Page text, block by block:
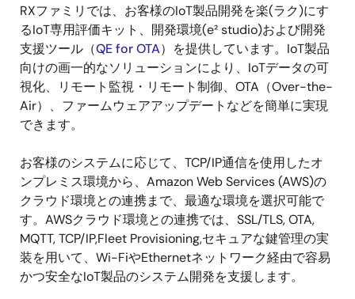
RXファミリでは、お客様のIoT製品開発を楽(ラク)にす
るIoT専用評価キット、開発環境(e² studio)および開発
支援ツール（QE for OTA）を提供しています。IoT製品
向けの画一的なソリューションにより、IoTデータの可
視化、リモート監視・リモート制御、OTA（Over-the-
Air）、ファームウェアアップデートなどを簡単に実現
できます。
お客様のシステムに応じて、TCP/IP通信を使用したオ
ンプレミス環境から、Amazon Web Services (AWS)の
クラウド環境との連携まで、最適な環境を選択可能で
す。AWSクラウド環境との連携では、SSL/TLS, OTA,
MQTT, TCP/IP,Fleet Provisioning,セキュアな鍵管理の実
装を用いて、Wi-FiやEthernetネットワーク経由で容易
かつ安全なIoT製品のシステム開発を支援します。